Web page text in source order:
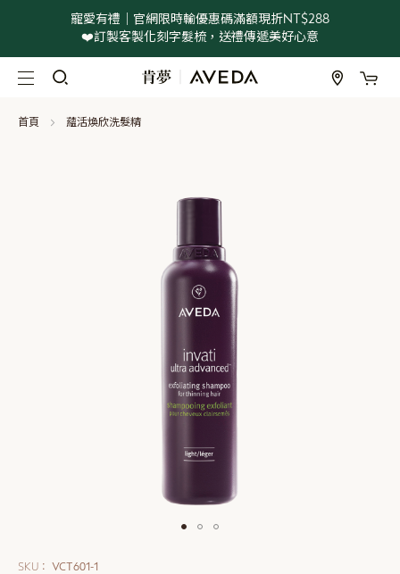
寵愛有禮｜官網限時輸優惠碼滿額現折NT$288
❤️訂製客製化刻字髮梳，送禮傳遞美好心意
首頁 蘊活煥欣洗髮精
to
SKU VCT601-1